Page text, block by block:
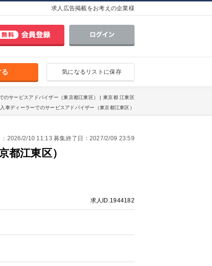
求人広告掲載をお考えの企業様
気になるリストに保存
サービスアドバイザー（東京都江東区） | 東京都 江東区
ディーラーでのサービスアドバイザー（東京都江東区）
：2026/2/10 11:13 募集終了日：2027/2/09 23:59
都江東区）
求人ID.1944182